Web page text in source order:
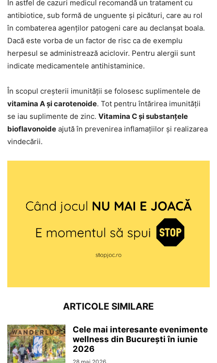
În astfel de cazuri medicul recomandă un tratament cu
antibiotice, sub formă de unguente și picături, care au rol
în combaterea agenților patogeni care au declanșat boala.
Dacă este vorba de un factor de risc ca de exemplu
herpesul se administrează aciclovir. Pentru alergii sunt
indicate medicamentele antihistaminice.
În scopul creșterii imunității se folosesc suplimentele de
vitamina A și carotenoide. Tot pentru întărirea imunității
se iau suplimente de zinc. Vitamina C și substanțele
bioflavonoide ajută în prevenirea inflamațiilor și realizarea
vindecării.
ARTICOLE SIMILARE
Cele mai interesante evenimente
wellness din București în iunie
2026